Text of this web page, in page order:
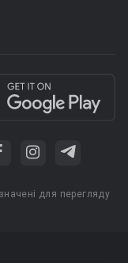
для перегляду